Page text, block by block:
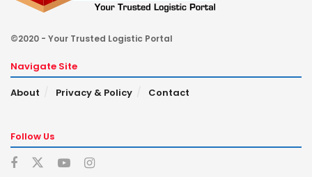
©2020 - Your Trusted Logistic Portal
Navigate Site
About
Privacy & Policy Contact
Follow Us